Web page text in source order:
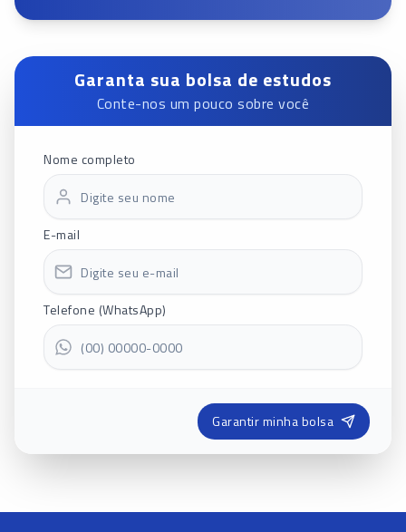
Garanta sua bolsa de estudos
Conte-nos um pouco sobre você
Nome completo
E-mail
Telefone (WhatsApp)
Garantir minha bolsa